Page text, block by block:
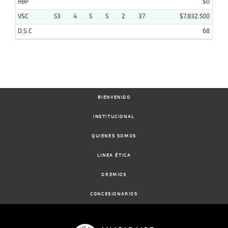
RBP
$0
VSC
53 4 5 5 2 37
$7.832.500
D.S.C
68
BIENVENIDO
INSTITUCIONAL
QUIENES SOMOS
LINEA ÉTICA
GREMIOS
CONCESIONARIOS